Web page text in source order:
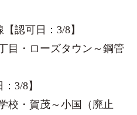
認可日：3/8】
目・ローズタウン～鋼管
3/8】
校・賀茂～小国（廃止